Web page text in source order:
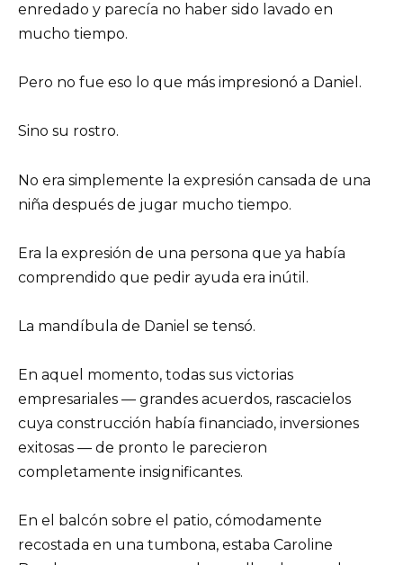
enredado y parecía no haber sido lavado en
mucho tiempo.
Pero no fue eso lo que más impresionó a Daniel.
Sino su rostro.
No era simplemente la expresión cansada de una
niña después de jugar mucho tiempo.
Era la expresión de una persona que ya había
comprendido que pedir ayuda era inútil.
La mandíbula de Daniel se tensó.
En aquel momento, todas sus victorias
empresariales — grandes acuerdos, rascacielos
cuya construcción había financiado, inversiones
exitosas — de pronto le parecieron
completamente insignificantes.
En el balcón sobre el patio, cómodamente
recostada en una tumbona, estaba Caroline